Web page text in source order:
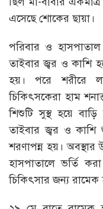
এসেছে শোকের ছায়া।
পরিবার ও
তাইবার জ্বর ও কাশি
হয়। পরে শরীরে
চিকিৎসকেরা হাম
শিশুটি সুস্থ হয়ে
তাইবার জ্বর ও কাশি
শরণাপন্ন হয়। অবস্থার
হাসপাতালে ভর্তি
চিকিৎসার জন্য রামেক